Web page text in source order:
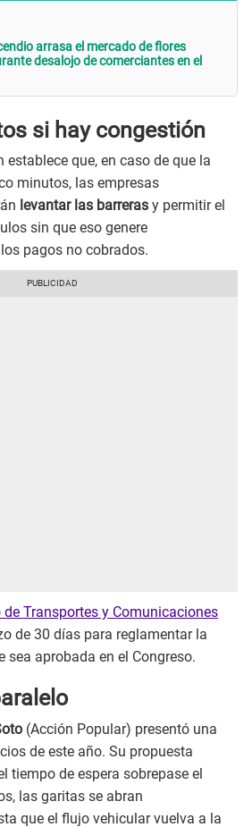
arrasa el mercado de flores
desalojo de comerciantes en el
si hay congestión
establece que, en caso de que la
minutos, las empresas
levantar las barreras y permitir el
sin que eso genere
pagos no cobrados.
Transportes y Comunicaciones
de 30 días para reglamentar la
sea aprobada en el Congreso.
(Acción Popular) presentó una
de este año. Su propuesta
tiempo de espera sobrepase el
las garitas se abran
que el flujo vehicular vuelva a la